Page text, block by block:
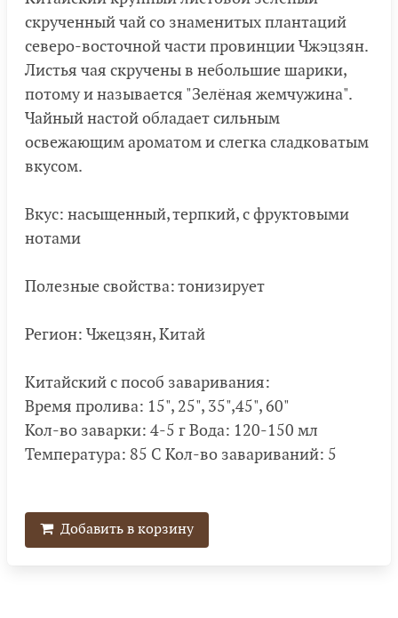
скрученный чай со знаменитых плантаций
северо-восточной части провинции Чжэцзян.
Листья чая скручены в небольшие шарики,
потому и называется "Зелёная жемчужина".
Чайный настой обладает сильным
освежающим ароматом и слегка сладковатым
вкусом.
Вкус: насыщенный, терпкий, с фруктовыми
нотами
Полезные свойства: тонизирует
Регион: Чжецзян, Китай
Китайский с пособ заваривания:
Время пролива: 15", 25", 35",45", 60"
Кол-во заварки: 4-5 г Вода: 120-150 мл
Температура: 85 С Кол-во завариваний: 5
Добавить в корзину